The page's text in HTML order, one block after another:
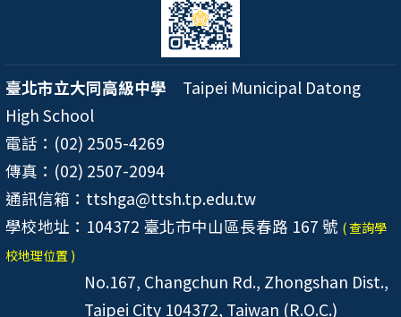
臺北市立大同高級中學 Taipei Municipal Datong
High School
電話：(02) 2505-4269
傳真：(02) 2507-2094
通訊信箱：ttshga@ttsh.tp.edu.tw
學校地址：104372 臺北市中山區長春路 167 號 ( 查詢學
校地理位置 )
No.167, Changchun Rd., Zhongshan Dist.,
Taipei City 104372, Taiwan (R.O.C.)